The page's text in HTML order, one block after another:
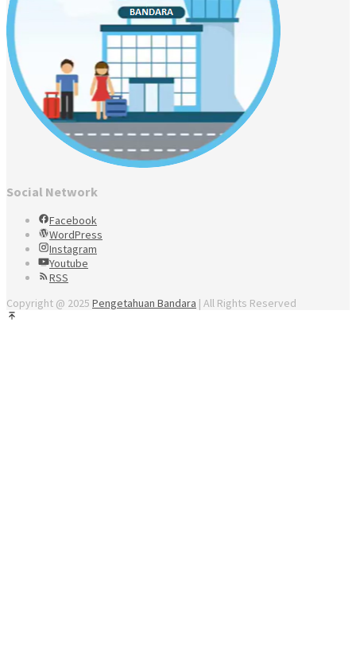
Social Network
Facebook
WordPress
Instagram
Youtube
RSS
Copyright @ 2025 Pengetahuan Bandara | All Rights Reserved